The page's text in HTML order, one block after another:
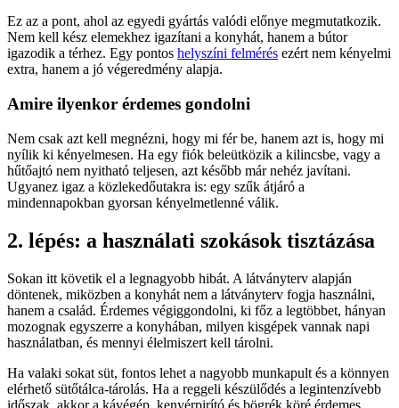
Ez az a pont, ahol az egyedi gyártás valódi előnye megmutatkozik.
Nem kell kész elemekhez igazítani a konyhát, hanem a bútor
igazodik a térhez. Egy pontos helyszíni felmérés ezért nem kényelmi
extra, hanem a jó végeredmény alapja.
Amire ilyenkor érdemes gondolni
Nem csak azt kell megnézni, hogy mi fér be, hanem azt is, hogy mi
nyílik ki kényelmesen. Ha egy fiók beleütközik a kilincsbe, vagy a
hűtőajtó nem nyitható teljesen, azt később már nehéz javítani.
Ugyanez igaz a közlekedőutakra is: egy szűk átjáró a
mindennapokban gyorsan kényelmetlenné válik.
2. lépés: a használati szokások tisztázása
Sokan itt követik el a legnagyobb hibát. A látványterv alapján
döntenek, miközben a konyhát nem a látványterv fogja használni,
hanem a család. Érdemes végiggondolni, ki főz a legtöbbet, hányan
mozognak egyszerre a konyhában, milyen kisgépek vannak napi
használatban, és mennyi élelmiszert kell tárolni.
Ha valaki sokat süt, fontos lehet a nagyobb munkapult és a könnyen
elérhető sütőtálca-tárolás. Ha a reggeli készülődés a legintenzívebb
időszak, akkor a kávégép, kenyérpirító és bögrék köré érdemes